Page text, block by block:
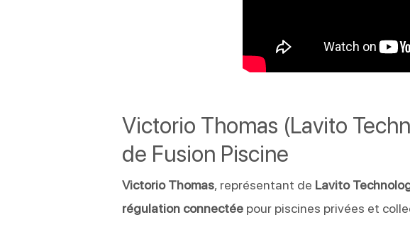
Victorio Thomas (Lavito
de Fusion Piscine
Victorio Thomas, représentant de Lavito
régulation connectée pour piscines privées et